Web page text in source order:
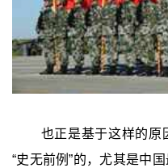
也正是基于这样的原
“史无前例”的，尤其是中